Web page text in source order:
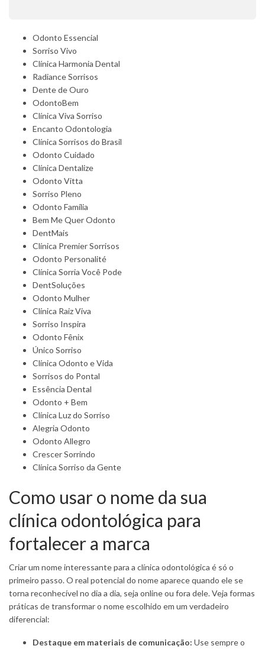
Odonto Essencial
Sorriso Vivo
Clínica Harmonia Dental
Radiance Sorrisos
Dente de Ouro
OdontoBem
Clínica Viva Sorriso
Encanto Odontologia
Clínica Sorrisos do Brasil
Odonto Cuidado
Clínica Dentalize
Odonto Vitta
Sorriso Pleno
Odonto Família
Bem Me Quer Odonto
DentMais
Clínica Premier Sorrisos
Odonto Personalité
Clínica Sorria Você Pode
DentSoluções
Odonto Mulher
Clínica Raiz Viva
Sorriso Inspira
Odonto Fênix
Único Sorriso
Clínica Odonto e Vida
Sorrisos do Pontal
Essência Dental
Odonto + Bem
Clínica Luz do Sorriso
Alegria Odonto
Odonto Allegro
Crescer Sorrindo
Clínica Sorriso da Gente
Como usar o nome da sua
clínica odontológica para
fortalecer a marca
Criar um nome interessante para a clínica odontológica é só o
primeiro passo. O real potencial do nome aparece quando ele se
torna reconhecível no dia a dia, seja online ou fora dele. Veja formas
práticas de transformar o nome escolhido em um verdadeiro
diferencial:
Destaque em materiais de comunicação: Use sempre o